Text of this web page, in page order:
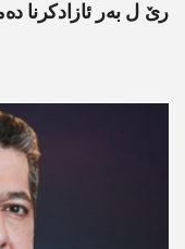
رێ ل بەر ئازادکرنا